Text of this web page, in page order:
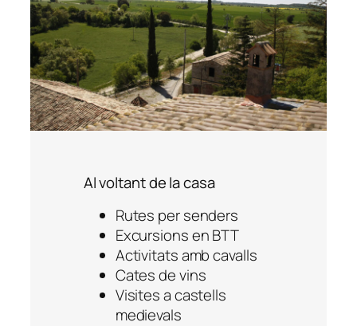
Al voltant de la casa
Rutes per senders
Excursions en BTT
Activitats amb cavalls
Cates de vins
Visites a castells
medievals